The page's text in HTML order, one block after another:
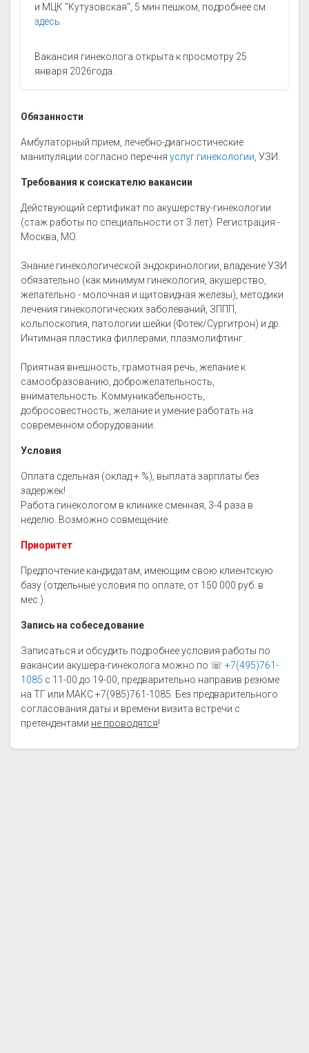
и МЦК "Кутузовская", 5 мин пешком, подробнее см.
здесь
Вакансия гинеколога открыта к просмотру 25
января 2026года.
Обязанности
Амбулаторный прием, лечебно-диагностические
манипуляции согласно перечня услуг гинекологии , УЗИ.
Требования к соискателю вакансии
Действующий сертификат по акушерству-гинекологии
(стаж работы по специальности от 3 лет). Регистрация -
Москва, МО.
Знание гинекологической эндокринологии, владение УЗИ
обязательно (как минимум гинекология, акушерство,
желательно - молочная и щитовидная железы), методики
лечения гинекологических заболеваний, ЗППП,
кольпоскопия, патологии шейки (Фотек/Сургитрон) и др.
Интимная пластика филлерами, плазмолифтинг.
Приятная внешность, грамотная речь, желание к
самообразованию, доброжелательность,
внимательность. Коммуникабельность,
добросовестность, желание и умение работать на
современном оборудовании.
Условия
Оплата сдельная (оклад + %), выплата зарплаты без
задержек!
Работа гинекологом в клинике сменная, 3-4 раза в
неделю. Возможно совмещение.
Приоритет
Предпочтение кандидатам, имеющим свою клиентскую
базу (отдельные условия по оплате, от 150 000 руб. в
мес.).
Запись на собеседование
Записаться и обсудить подробнее условия работы по
вакансии акушера-гинеколога можно по ☏ +7(495)761-
1085 с 11-00 до 19-00, предварительно направив резюме
на ТГ или МАКС +7(985)761-1085. Без предварительного
согласования даты и времени визита встречи с
претендентами не проводятся!